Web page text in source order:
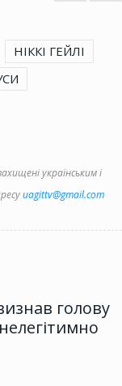
НІККІ ГЕЙЛІ
українським і
uagittv@gmail.com
голову